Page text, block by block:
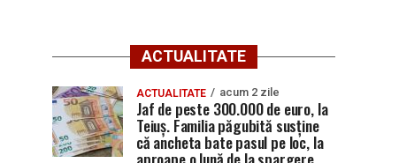
ACTUALITATE
ACTUALITATE acum 2 zile
Jaf de peste 300.000 de euro, la
Teiuș. Familia păgubită susține
că ancheta bate pasul pe loc, la